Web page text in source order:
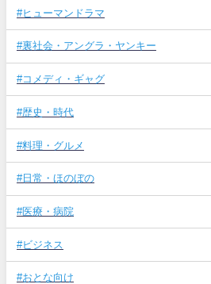
#ヒューマンドラマ
#裏社会・アングラ・ヤンキー
#コメディ・ギャグ
#歴史・時代
#料理・グルメ
#日常・ほのぼの
#医療・病院
#ビジネス
#おとな向け